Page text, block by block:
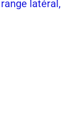
latéral,